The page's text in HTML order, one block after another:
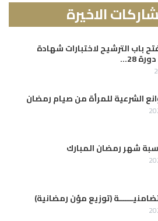
الاخيرة
باب الترشيح لاختبارات شهادة
28…
الشرعية للمرأة من صيام رمضان
شهر رمضان المبارك
تضامنيــــــة (توزيع مؤن رمضانية)